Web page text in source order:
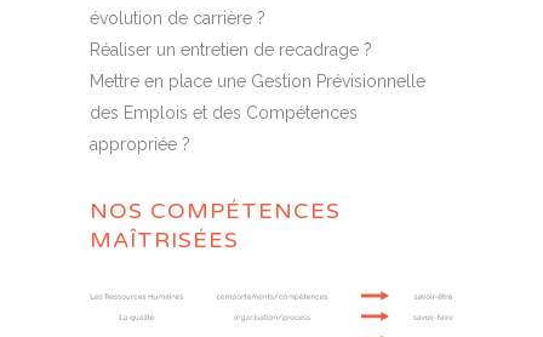
évolution de carrière ?
Réaliser un entretien de recadrage ?
Mettre en place une Gestion Prévisionnelle
des Emplois et des Compétences
appropriée ?
NOS COMPÉTENCES
MAÎTRISÉES